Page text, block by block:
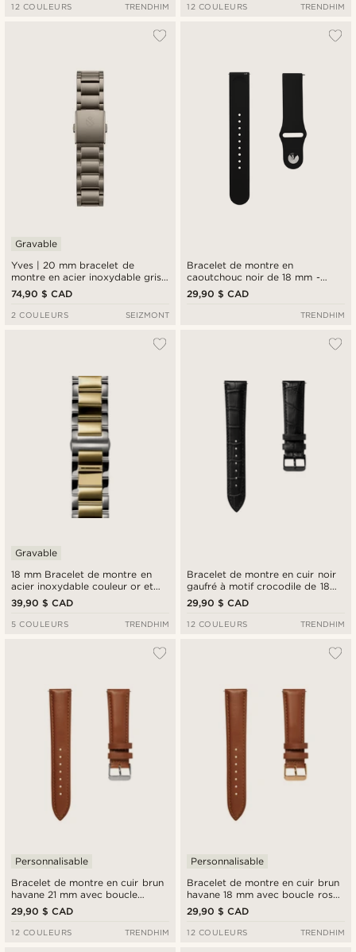
12 COULEURS TRENDHIM 12 COULEURS TRENDHIM
Yves | 20 mm bracelet de
montre en acier inoxydable gris
foncé
Gravable
74,90 $ CAD
2 COULEURS SEIZMONT
Bracelet de montre en
caoutchouc noir de 18 mm -
Fixation rapide
29,90 $ CAD
TRENDHIM
18 mm Bracelet de montre en
acier inoxydable couleur or et
argent avec fermoir papillon et
barrettes à dégagement rapide
Gravable
39,90 $ CAD
5 COULEURS TRENDHIM
Bracelet de montre en cuir noir
gaufré à motif crocodile de 18
mm avec boucle noire - Attache
rapide
29,90 $ CAD
12 COULEURS TRENDHIM
Bracelet de montre en cuir brun
havane 21 mm avec boucle
argentée - Système de fixation
rapide
Personnalisable
29,90 $ CAD
12 COULEURS TRENDHIM
Bracelet de montre en cuir brun
havane 18 mm avec boucle rose
gold - Fixation rapide
Personnalisable
29,90 $ CAD
12 COULEURS TRENDHIM